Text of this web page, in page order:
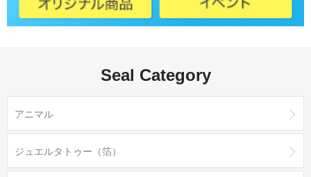
Seal Category
アニマル
ジュエルタトゥー（箔）